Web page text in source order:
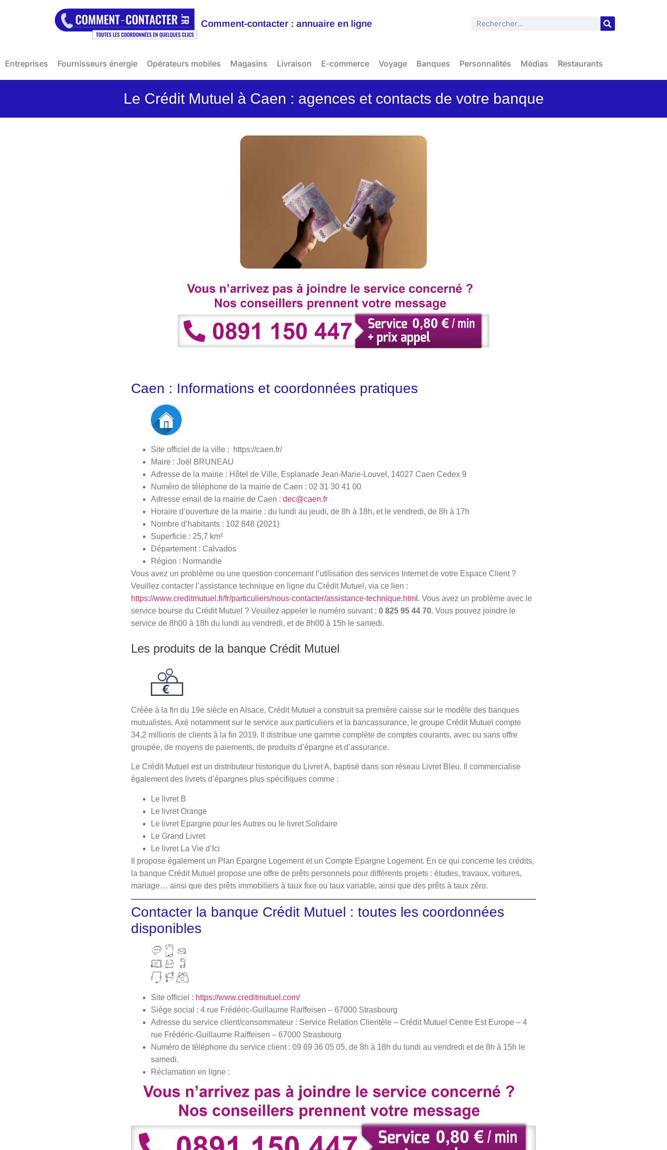
Comment-contacter : annuaire en ligne
Entreprises Fournisseurs énergie Opérateurs mobiles Magasins Livraison E-commerce Voyage Banques Personnalités Médias Restaurants
Le Crédit Mutuel à Caen : agences et contacts de votre banque
Caen : Informations et coordonnées pratiques
Site officiel de la ville :
https://caen.fr/
Maire : Joël BRUNEAU
Adresse de la mairie : Hôtel de Ville, Esplanade Jean-Marie-Louvel, 14027 Caen Cedex 9
Numéro de téléphone de la mairie de Caen : 02 31 30 41 00
Adresse email de la mairie de Caen : dec@caen.fr
Horaire d’ouverture de la mairie : du lundi au jeudi, de 8h à 18h, et le vendredi, de 8h à 17h
Nombre d’habitants : 102 848 (2021)
Superficie : 25,7 km²
Département : Calvados
Région : Normandie
Vous avez un problème ou une question concernant l’utilisation des services Internet de votre Espace Client ?
Veuillez contacter l’assistance technique en ligne du Crédit Mutuel, via ce lien :
https://www.creditmutuel.fr/fr/particuliers/nous-contacter/assistance-technique.html . Vous avez un problème avec le
service bourse du Crédit Mutuel ? Veuillez appeler le numéro suivant : 0 825 95 44 70. Vous pouvez joindre le
service de 8h00 à 18h du lundi au vendredi, et de 8h00 à 15h le samedi.
Les produits de la banque Crédit Mutuel
Créée à la fin du 19e siècle en Alsace, Crédit Mutuel a construit sa première caisse sur le modèle des banques
mutualistes. Axé notamment sur le service aux particuliers et la bancassurance, le groupe Crédit Mutuel compte
34,2 millions de clients à la fin 2019. Il distribue une gamme complète de comptes courants, avec ou sans offre
groupée, de moyens de paiements, de produits d’épargne et d’assurance.
Le Crédit Mutuel est un distributeur historique du Livret A, baptisé dans son réseau Livret Bleu. Il commercialise
également des livrets d’épargnes plus spécifiques comme :
Le livret B
Le livret Orange
Le livret Epargne pour les Autres ou le livret Solidaire
Le Grand Livret
Le livret La Vie d’Ici
Il propose également un Plan Epargne Logement et un Compte Epargne Logement. En ce qui concerne les crédits,
la banque Crédit Mutuel propose une offre de prêts personnels pour différents projets : études, travaux, voitures,
mariage… ainsi que des prêts immobiliers à taux fixe ou taux variable, ainsi que des prêts à taux zéro.
Contacter la banque Crédit Mutuel : toutes les coordonnées
disponibles
Site officiel : https://www.creditmutuel.com/
Siège social : 4 rue Frédéric-Guillaume Raiffeisen – 67000 Strasbourg
Adresse du service client/consommateur : Service Relation Clientèle – Crédit Mutuel Centre Est Europe – 4
rue Frédéric-Guillaume Raiffeisen – 67000 Strasbourg
Numéro de téléphone du service client : 09 69 36 05 05, de 8h à 18h du lundi au vendredi et de 8h à 15h le
samedi.
Réclamation en ligne :